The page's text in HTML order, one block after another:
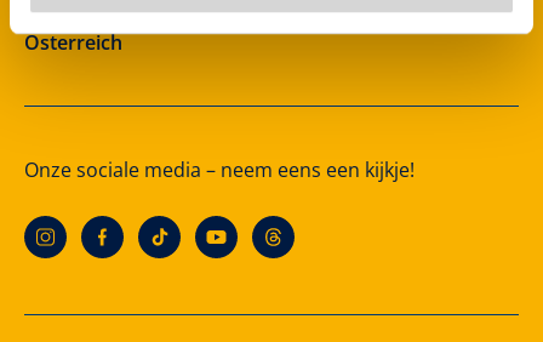
A-6280 Zell am Ziller
Österreich
Onze sociale media – neem eens een kijkje!